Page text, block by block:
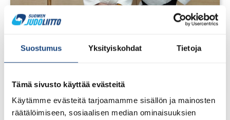
Suostumus Yksityiskohdat Tietoja
Tämä sivusto käyttää evästeitä
Käytämme evästeitä tarjoamamme sisällön ja mainosten
räätälöimiseen, sosiaalisen median ominaisuuksien
Pentti Vauhkoselle harvinainen
huomionosoitus